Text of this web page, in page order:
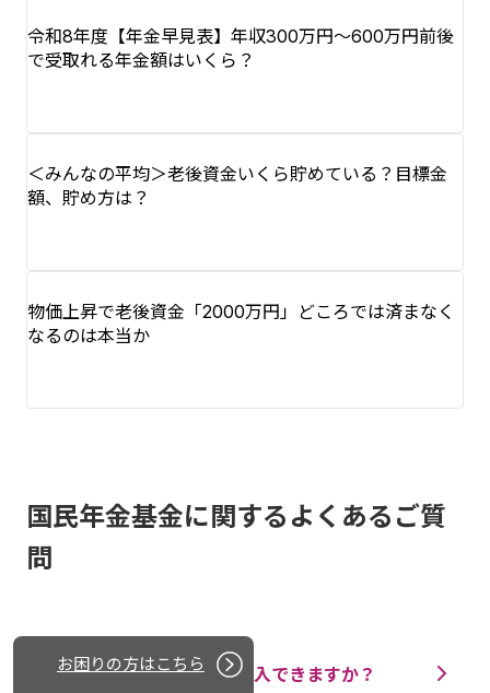
令和8年度【年金早見表】年収300万円～600万円前後
で受取れる年金額はいくら？
＜みんなの平均＞老後資金いくら貯めている？目標金
額、貯め方は？
物価上昇で老後資金「2000万円」どころでは済まなく
なるのは本当か
国民年金基金に関するよくあるご質
問
国民年金基金には誰でも加入できますか？
お困りの方はこちら